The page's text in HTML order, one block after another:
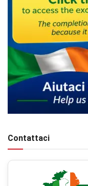
Contattaci